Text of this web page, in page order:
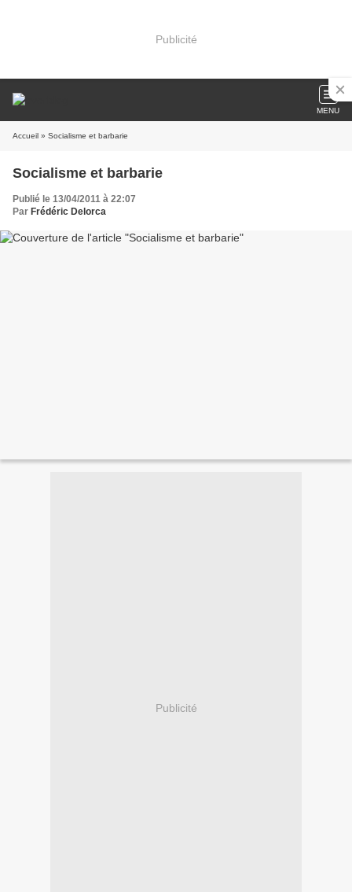
Publicité
MENU
Accueil » Socialisme et barbarie
Socialisme et barbarie
Publié le 13/04/2011 à 22:07
Par Frédéric Delorca
Publicité